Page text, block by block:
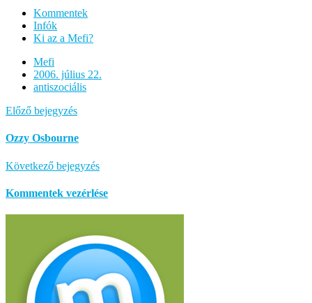
Kommentek
Infók
Ki az a Mefi?
Mefi
2006. július 22.
antiszociális
Előző bejegyzés
Ozzy Osbourne
Következő bejegyzés
Kommentek vezérlése